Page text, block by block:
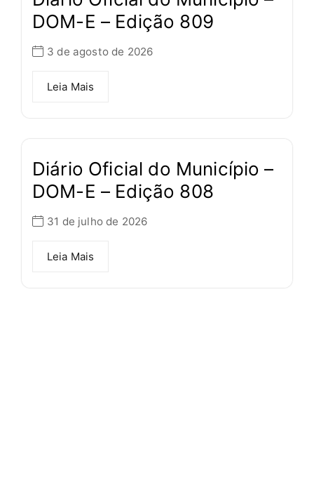
DOM-E – Edição 809
3 de agosto de 2026
Leia Mais
Diário Oficial do Município –
DOM-E – Edição 808
31 de julho de 2026
Leia Mais